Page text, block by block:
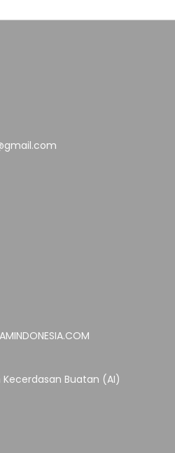
Buatan (AI)